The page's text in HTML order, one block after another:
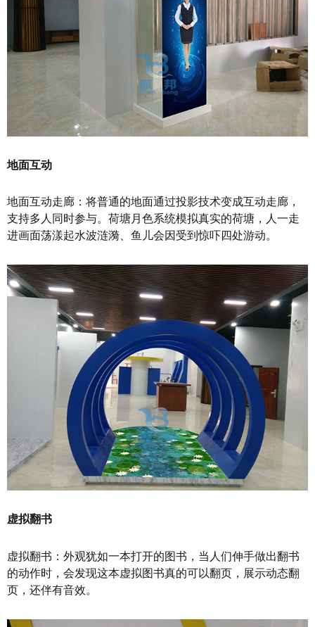
地面互动
地面互动走廊：将普通的地面通过投影技术变成互动走廊，
支持多人同时参与。荷塘月色系统模拟真实的荷塘，人一走
进画面荡漾起水波涟漪、鱼儿会因受到惊吓四处游动。
虚拟翻书
虚拟翻书：外观犹如一本打开的图书，当人们伸手做出翻书
的动作时，会发现这本虚拟图书真的可以翻页，展示动态翻
页，还伴有音效。